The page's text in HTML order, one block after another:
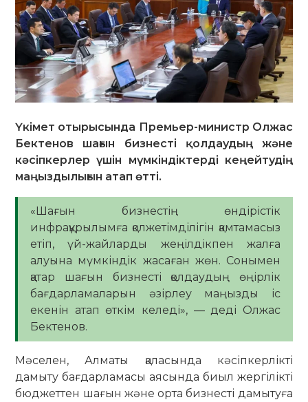
Үкімет отырысында Премьер-министр Олжас
Бектенов шағын бизнесті қолдаудың және
кәсіпкерлер үшін мүмкіндіктерді кеңейтудің
маңыздылығын атап өтті.
«Шағын бизнестің өндірістік
инфрақұрылымға қолжетімділігін қамтамасыз
етіп, үй-жайларды жеңілдікпен жалға
алуына мүмкіндік жасаған жөн. Сонымен
қатар шағын бизнесті қолдаудың өңірлік
бағдарламаларын әзірлеу маңызды іс
екенін атап өткім келеді», — деді Олжас
Бектенов.
Мәселен, Алматы қаласында кәсіпкерлікті
дамыту бағдарламасы аясында биыл жергілікті
бюджеттен шағын және орта бизнесті дамытуға